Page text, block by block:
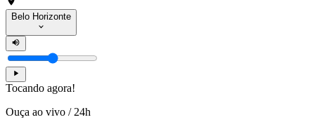
Belo Horizonte
Tocando agora!
Ouça ao vivo / 24h